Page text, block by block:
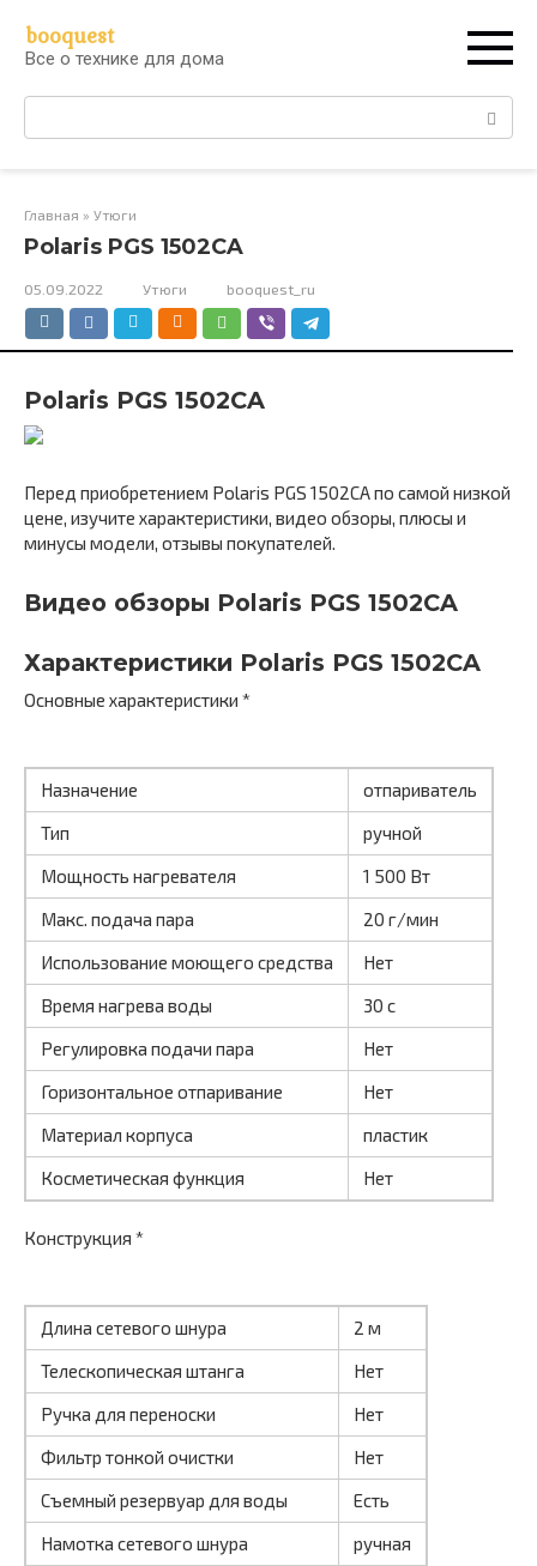
контенту
booquest
Все о технике для дома
Поиск:
Главная » Утюги
Polaris PGS 1502CA
05.09.2022 Утюги booquest_ru
Polaris PGS 1502CA
Перед приобретением Polaris PGS 1502CA по самой низкой
цене, изучите характеристики, видео обзоры, плюсы и
минусы модели, отзывы покупателей.
Видео обзоры Polaris PGS 1502CA
Характеристики Polaris PGS 1502CA
Основные характеристики *
Назначение
отпариватель
Тип
ручной
Мощность нагревателя
1 500 Вт
Макс. подача пара
20 г/мин
Использование моющего средства
Нет
Время нагрева воды
30 с
Регулировка подачи пара
Нет
Горизонтальное отпаривание
Нет
Материал корпуса
пластик
Косметическая функция
Нет
Конструкция *
Длина сетевого шнура
2 м
Телескопическая штанга
Нет
Ручка для переноски
Нет
Фильтр тонкой очистки
Нет
Съемный резервуар для воды
Есть
Намотка сетевого шнура
ручная